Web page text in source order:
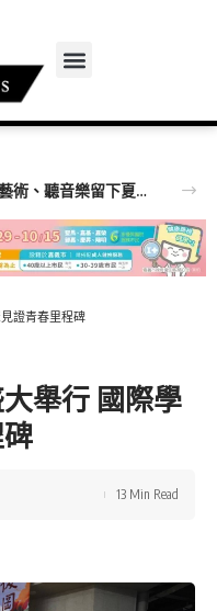
嘉市桃喜藝術節三週末落幕 親子玩藝術、聽音樂留下夏日回憶
證青春里程碑
舉行 國際學
13 Min Read